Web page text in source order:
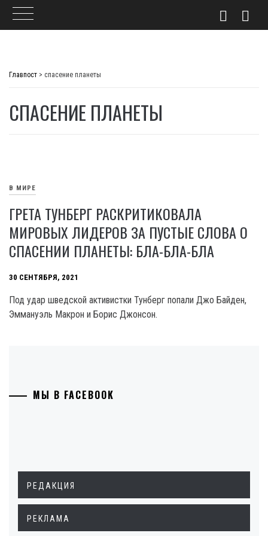
Главпост > спасение планеты
СПАСЕНИЕ ПЛАНЕТЫ
В МИРЕ
ГРЕТА ТУНБЕРГ РАСКРИТИКОВАЛА
МИРОВЫХ ЛИДЕРОВ ЗА ПУСТЫЕ СЛОВА О
СПАСЕНИИ ПЛАНЕТЫ: БЛА-БЛА-БЛА
30 СЕНТЯБРЯ, 2021
Под удар шведской активистки Тунберг попали Джо Байден,
Эммануэль Макрон и Борис Джонсон.
МЫ В FACEBOOK
РЕДАКЦИЯ
РЕКЛАМА